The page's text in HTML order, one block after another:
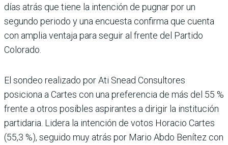
días atrás que tiene la intención de pugnar por un
segundo periodo y una encuesta con­firma que cuenta
con amplia ventaja para seguir al frente del Partido
Colorado.
El sondeo realizado por Ati Snead Consultores
posiciona a Cartes con una preferencia de más del 55 %
frente a otros posibles aspirantes a dirigir la institución
partidaria. Lidera la intención de votos Horacio Cartes
(55,3 %), seguido muy atrás por Mario Abdo Benítez con